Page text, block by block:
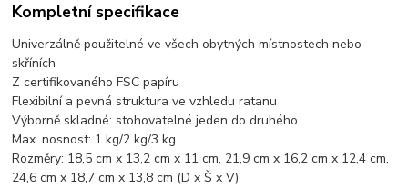
Kompletní specifikace
Univerzálně použitelné ve všech obytných místnostech nebo
skříních
Z certifikovaného FSC papíru
Flexibilní a pevná struktura ve vzhledu ratanu
Výborně skladné: stohovatelné jeden do druhého
Max. nosnost: 1 kg/2 kg/3 kg
Rozměry: 18,5 cm x 13,2 cm x 11 cm, 21,9 cm x 16,2 cm x 12,4 cm,
24,6 cm x 18,7 cm x 13,8 cm (D x Š x V)